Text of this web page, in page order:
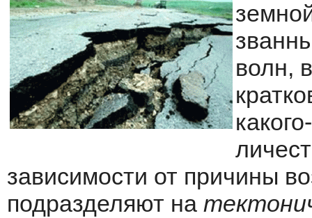
волн,
зависимости от причины
подразделяют на